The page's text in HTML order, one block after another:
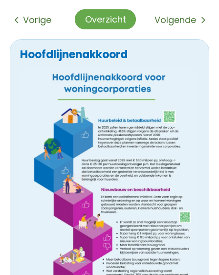
Volgende
Overzicht
Vorige
Hoofdlijnenakkoord